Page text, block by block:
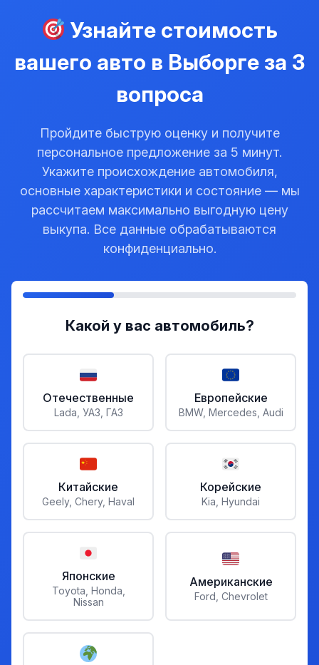
Узнайте стоимость
вашего авто в Выборге за 3
вопроса
Пройдите быструю оценку и получите
персональное предложение за 5 минут.
Укажите происхождение автомобиля,
основные характеристики и состояние — мы
рассчитаем максимально выгодную цену
выкупа. Все данные обрабатываются
конфиденциально.
Какой у вас автомобиль?
Отечественные
Lada, УАЗ, ГАЗ
Европейские
BMW, Mercedes, Audi
Китайские
Geely, Chery, Haval
Корейские
Kia, Hyundai
Японские
Toyota, Honda,
Nissan
Американские
Ford, Chevrolet